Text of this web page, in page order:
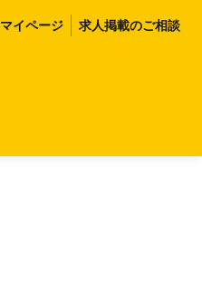
マイページ 求人掲載のご相談